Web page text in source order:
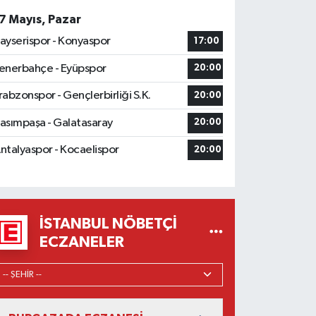
Mayıs, Pazar
- Konyaspor
17:00
- Eyüpspor 20:00
- Gençlerbirliği S.K. 20:00
- Galatasaray 20:00
- Kocaelispor 20:00
İSTANBUL NÖBETÇI
ECZANELER